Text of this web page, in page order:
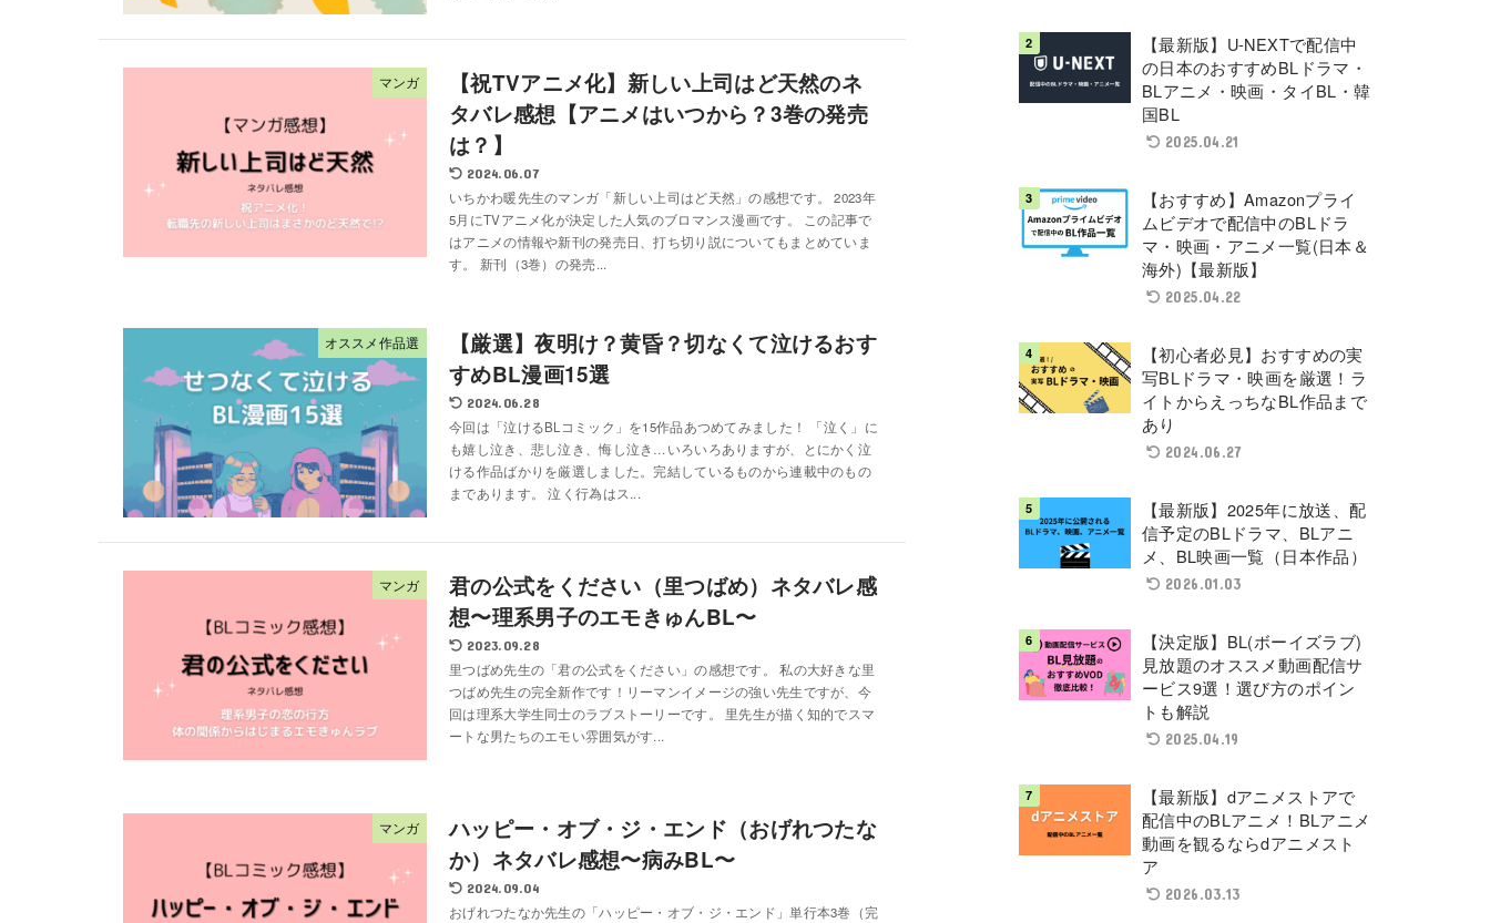
マンガ
【祝TVアニメ化】新しい上司はど天然のネ
タバレ感想【アニメはいつから？3巻の発売
は？】
2024.06.07
いちかわ暖先生のマンガ「新しい上司はど天然」の感想です。 2023年
5月にTVアニメ化が決定した人気のブロマンス漫画です。 この記事で
はアニメの情報や新刊の発売日、打ち切り説についてもまとめていま
す。 新刊（3巻）の発売...
オススメ作品選
【厳選】夜明け？黄昏？切なくて泣けるおす
すめBL漫画15選
2024.06.28
今回は「泣けるBLコミック」を15作品あつめてみました！ 「泣く」に
も嬉し泣き、悲し泣き、悔し泣き…いろいろありますが、とにかく泣
ける作品ばかりを厳選しました。完結しているものから連載中のもの
まであります。 泣く行為はス...
マンガ
君の公式をください（里つばめ）ネタバレ感
想〜理系男子のエモきゅんBL〜
2023.09.28
里つばめ先生の「君の公式をください」の感想です。 私の大好きな里
つばめ先生の完全新作です！リーマンイメージの強い先生ですが、今
回は理系大学生同士のラブストーリーです。 里先生が描く知的でスマ
ートな男たちのエモい雰囲気がす...
マンガ
ハッピー・オブ・ジ・エンド（おげれつたな
か）ネタバレ感想〜病みBL〜
2024.09.04
おげれつたなか先生の「ハッピー・オブ・ジ・エンド」単行本3巻（完
【最新版】U-NEXTで配信中
の日本のおすすめBLドラマ・
BLアニメ・映画・タイBL・韓
国BL
2025.04.21
【おすすめ】Amazonプライ
ムビデオで配信中のBLドラ
マ・映画・アニメ一覧(日本＆
海外)【最新版】
2025.04.22
【初心者必見】おすすめの実
写BLドラマ・映画を厳選！ラ
イトからえっちなBL作品まで
あり
2024.06.27
【最新版】2025年に放送、配
信予定のBLドラマ、BLアニ
メ、BL映画一覧（日本作品）
2026.01.03
【決定版】BL(ボーイズラブ)
見放題のオススメ動画配信サ
ービス9選！選び方のポイン
トも解説
2025.04.19
【最新版】dアニメストアで
配信中のBLアニメ！BLアニメ
動画を観るならdアニメスト
ア
2026.03.13